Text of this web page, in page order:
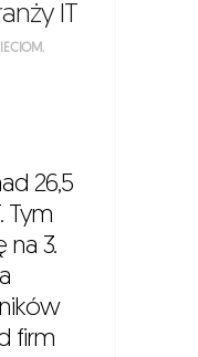
IT
,
26,5
Tym
na 3.
firm